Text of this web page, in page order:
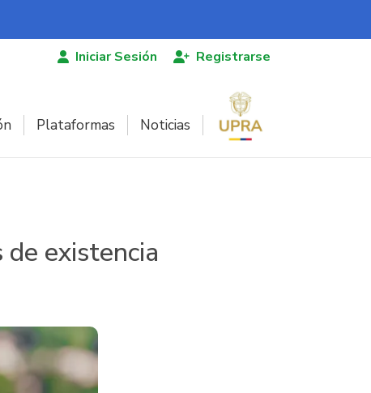
Iniciar Sesión Registrarse
Plataformas Noticias
existencia